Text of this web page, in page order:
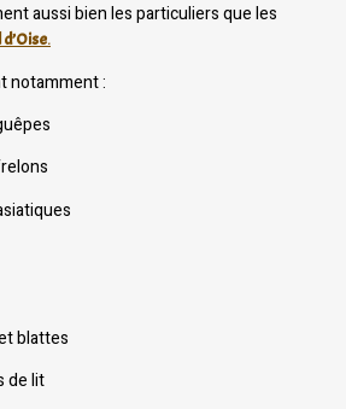
aussi bien les particuliers que les
.
notamment :
blattes
de lit